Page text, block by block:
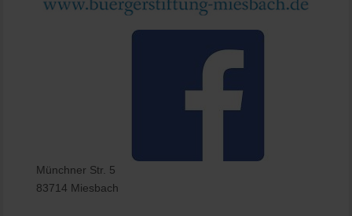
Münchner Str. 5
83714 Miesbach